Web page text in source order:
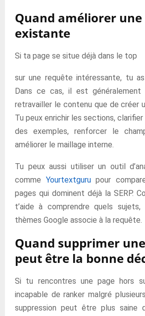
Quand améliorer une
existante
Si ta page se situe déjà dans le top
sur une requête intéressante, tu
Dans ce cas, il est généralement
retravailler le contenu que de créer
Tu peux enrichir les sections, clarifier
des exemples, renforcer le
améliorer le maillage interne.
Tu peux aussi utiliser un outil
comme Yourtextgurupour
pages qui dominent déjà la SERP.
t’aide à comprendre quels
thèmes Google associe à la requête.
Quand supprimer
peut être la bonne
Si tu rencontres une page hors
incapable de ranker malgré
suppression peut être plus saine